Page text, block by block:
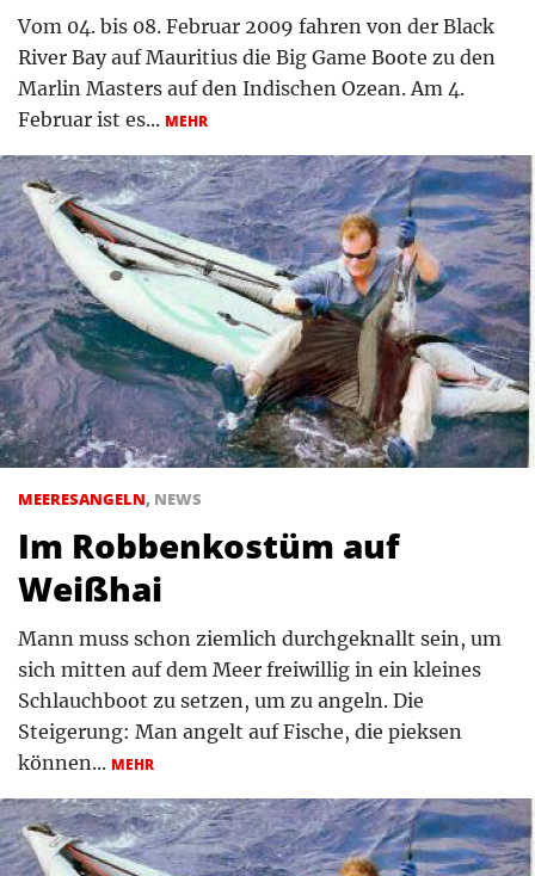
Vom 04. bis 08. Februar 2009 fahren von der Black
River Bay auf Mauritius die Big Game Boote zu den
Marlin Masters auf den Indischen Ozean. Am 4.
Februar ist es... MEHR
MEERESANGELN, NEWS
Im Robbenkostüm auf
Weißhai
Mann muss schon ziemlich durchgeknallt sein, um
sich mitten auf dem Meer freiwillig in ein kleines
Schlauchboot zu setzen, um zu angeln. Die
Steigerung: Man angelt auf Fische, die pieksen
können... MEHR